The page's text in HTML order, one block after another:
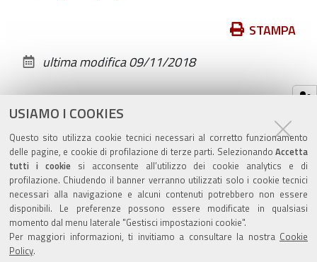
USIAMO I COOKIES
Questo sito utilizza cookie tecnici necessari al corretto funzionamento
delle pagine, e cookie di profilazione di terze parti. Selezionando Accetta
tutti i cookiesi acconsente all’utilizzo dei cookie analytics e di
profilazione. Chiudendo il banner verranno utilizzati solo i cookie tecnici
necessari alla navigazione e alcuni contenuti potrebbero non essere
disponibili. Le preferenze possono essere modificate in qualsiasi
momento dal menu laterale "Gestisci impostazioni cookie".
Per maggiori informazioni, ti invitiamo a consultare la nostra Cookie
Policy.
documento
STAMPA
ultima modifica09/11/2018
Valuta questo sito
Sito istituzionale Comune di Zola Predosa